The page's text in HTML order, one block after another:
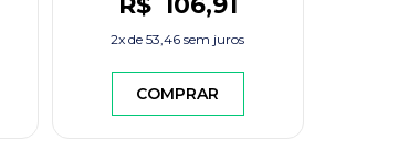
2x de 53,46 sem juros
COMPRAR